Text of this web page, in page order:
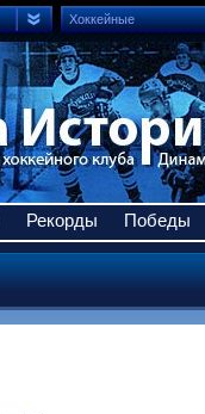
Хоккейные
Рекорды Победы